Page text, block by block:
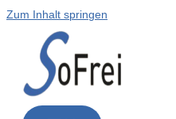
Zum Inhalt springen